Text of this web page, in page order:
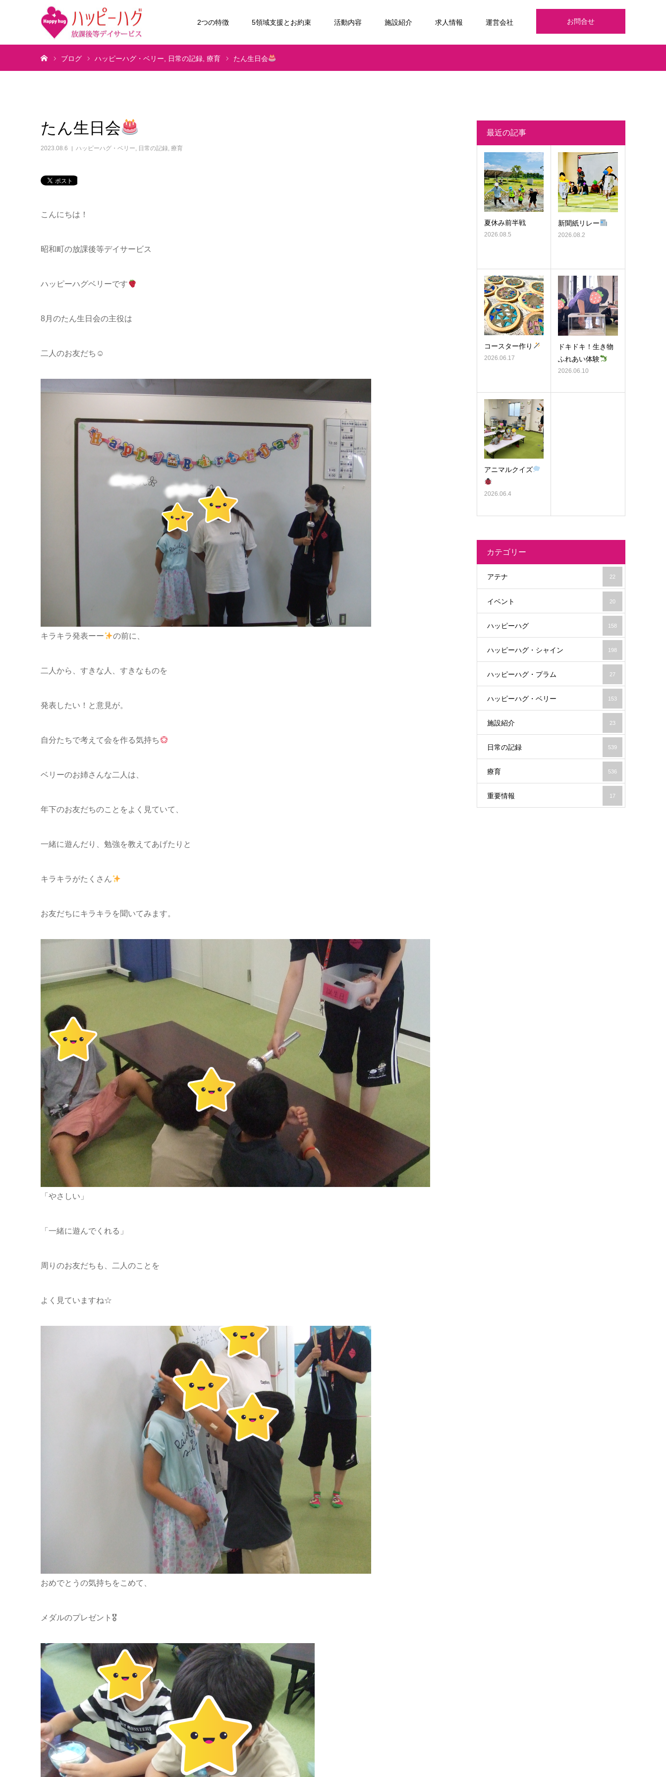
お問合せ
2つの特徴 5領域支援とお約束 活動内容 施設紹介 求人情報 運営会社
ブログ ハッピーハグ・ベリー 日常の記録 療育 たん生日会
たん生日会
2023.08.6 ハッピーハグ・ベリー, 日常の記録, 療育
こんにちは！
昭和町の放課後等デイサービス
ハッピーハグベリーです
8月のたん生日会の主役は
二人のお友だち☺
キラキラ発表ーー の前に、
二人から、すきな人、すきなものを
発表したい！と意見が。
自分たちで考えて会を作る気持ち
ベリーのお姉さんな二人は、
年下のお友だちのことをよく見ていて、
一緒に遊んだり、勉強を教えてあげたりと
キラキラがたくさん
お友だちにキラキラを聞いてみます。
「やさしい」
「一緒に遊んでくれる」
周りのお友だちも、二人のことを
よく見ていますね☆
おめでとうの気持ちをこめて、
メダルのプレゼント🎖
最近の記事
夏休み前半戦
2026.08.5
新聞紙リレー
2026.08.2
コースター作り
2026.06.17
ドキドキ！生き物
ふれあい体験
2026.06.10
アニマルクイズ
2026.06.4
カテゴリー
アテナ 22
イベント 20
ハッピーハグ 158
ハッピーハグ・シャイン 198
ハッピーハグ・プラム 27
ハッピーハグ・ベリー 153
施設紹介 23
日常の記録 539
療育 536
重要情報 17